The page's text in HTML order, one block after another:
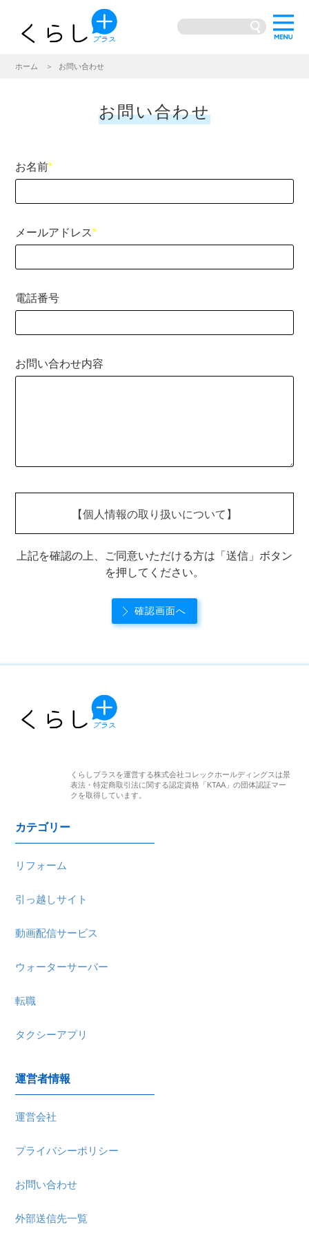
ホーム お問い合わせ
お問い合わせ
お名前
メールアドレス
電話番号
お問い合わせ内容
【個人情報の取り扱いについて】
このお問い合わせフォームでご提供いただく個人情報は、お
問合せに適切に回答し管理するために利用します。 ・当個
人情報を第三者に提供することはありません。 ・当個人情
委託先における個人情報の安全管理が図られるよう、委託先
に対する必要かつ適切な監督を行います。 ・当個人情報の
できない場合はお問い合せに適切に回答できない場合がござ
います。 ・クッキーやウェブビーコン等を用いるなどし
て、本人が容易に認識できない方法による個人情報の取得は
園ビル 個人情報保護管理者：副社長 TEL:03-6825-5022／
FAX:03-6825-5023
上記を確認の上、ご同意いただける方は「送信」ボタン
を押してください。
確認画面へ
くらしプラスを運営する株式会社コレックホールディングスは景
表法・特定商取引法に関する認定資格「KTAA」の団体認証マー
クを取得しています。
運営者情報
運営会社
プライバシーポリシー
お問い合わせ
外部送信先一覧
カテゴリー
リフォーム
引っ越しサイト
動画配信サービス
ウォーターサーバー
転職
タクシーアプリ